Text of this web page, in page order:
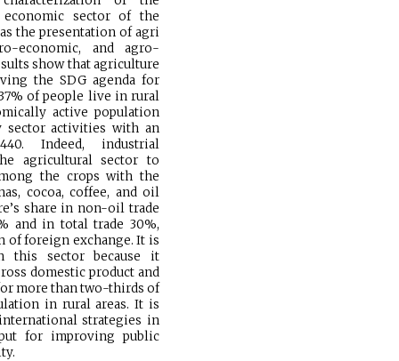
sector of the
the presentation of agri
economic, and agro-
show that agriculture
the SDG agenda for
of people live in rural
active population
sector activities with an
Indeed, industrial
agricultural sector to
the crops with the
cocoa, coffee, and oil
share in non-oil trade
and in total trade 30%,
of foreign exchange. It is
this sector because it
domestic product and
more than two-thirds of
in rural areas. It is
strategies in
for improving public